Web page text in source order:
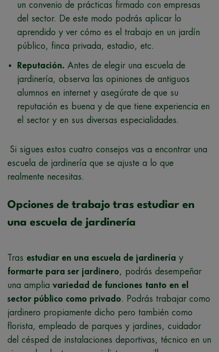
un convenio de prácticas firmado con empresas
del sector. De este modo podrás aplicar lo
aprendido y ver cómo es el trabajo en un jardín
público, finca privada, estadio, etc.
Reputación. Antes de elegir una escuela de
jardinería, observa las opiniones de antiguos
alumnos en internet y asegúrate de que su
reputación es buena y de que tiene experiencia en
el sector y en sus diversas especialidades.
Si sigues estos cuatro consejos vas a encontrar una
escuela de jardinería que se ajuste a lo que
realmente necesitas.
Opciones de trabajo tras estudiar en
una escuela de jardinería
Tras estudiar en una escuela de jardinería y
formarte para ser jardinero, podrás desempeñar
una amplia variedad de funciones tanto en el
sector público como privado. Podrás trabajar como
jardinero propiamente dicho pero también como
florista, empleado de parques y jardines, cuidador
del césped de instalaciones deportivas, técnico en un